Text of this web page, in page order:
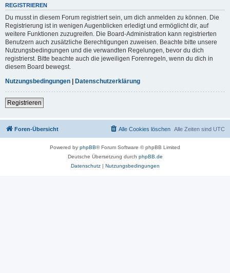
REGISTRIEREN
Du musst in diesem Forum registriert sein, um dich anmelden zu können. Die
Registrierung ist in wenigen Augenblicken erledigt und ermöglicht dir, auf
weitere Funktionen zuzugreifen. Die Board-Administration kann registrierten
Benutzern auch zusätzliche Berechtigungen zuweisen. Beachte bitte unsere
Nutzungsbedingungen und die verwandten Regelungen, bevor du dich
registrierst. Bitte beachte auch die jeweiligen Forenregeln, wenn du dich in
diesem Board bewegst.
Nutzungsbedingungen | Datenschutzerklärung
Registrieren
Foren-Übersicht Alle Zeiten sind UTC
Alle Cookies löschen
Powered by phpBB® Forum Software © phpBB Limited
Deutsche Übersetzung durch phpBB.de
Datenschutz| Nutzungsbedingungen